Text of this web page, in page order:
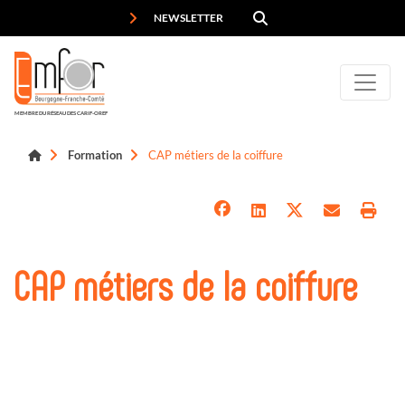
NEWSLETTER
MEMBRE DU RÉSEAU DES CARIF-OREF
Formation CAP métiers de la coiffure
CAP métiers de la coiffure
Panneau de gestion des cookies